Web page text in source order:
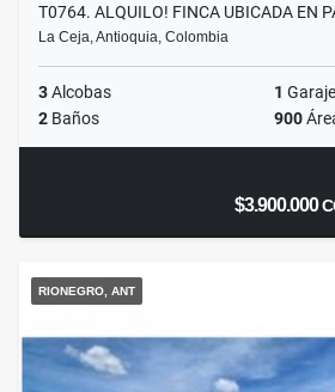
T0764. ALQUILO! FINCA UBICADA EN
La Ceja, Antioquia, Colombia
3Alcobas 1 Garaje
2 Baños 900
$3.900.000
RIONEGRO, ANT